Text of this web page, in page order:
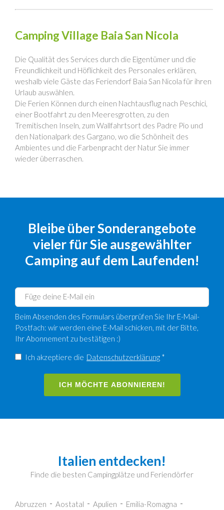
Camping Village Baia San Nicola
Die Qualität des Services durch die Eigentümer und die
Freundlichkeit und Höflichkeit des Personales erklären,
weshalb viele Gäste das Feriendorf Baia San Nicola für ihren
Urlaub auswählen.
Die Ferien Können durch einen Nachtausflug nach Peschici,
einer Bootfahrt zu den Meeresgrotten, zu den
Tremitischen Inseln, zum Wallfahrtsort des Padre Pio und
den Nationalpark des Gargano, wo die Schönheit des
Ambientes und die Farbenpracht der Natur Sie immer
wieder überraschen.
Bleibe über Sonderangebote
vieler für Sie ausgewählter
Camping auf dem Laufenden!
Beim Absenden des Formulars überprüfen Sie Ihr E-Mail-
Postfach: wir werden eine E-Mail schicken, mit der Bitte,
Ihr Abonnement zu bestätigen :)
Ich akzeptiere die Datenschutzerklärung *
ICH MÖCHTE ABONNIEREN!
Italien entdecken!
Finde die besten Campingplätze und Feriendörfer
Abruzzen Aostatal Apulien
Emilia-Romagna